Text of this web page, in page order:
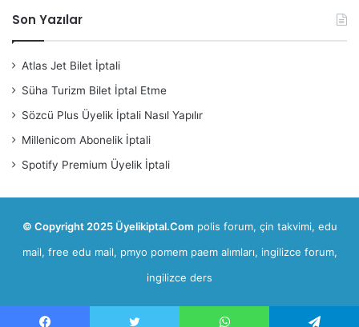
Son Yazılar
Atlas Jet Bilet İptali
Süha Turizm Bilet İptal Etme
Sözcü Plus Üyelik İptali Nasıl Yapılır
Millenicom Abonelik İptali
Spotify Premium Üyelik İptali
© Copyright 2025 Üyelikiptal.Com polis forum, çin takvimi, edu
mail, free edu mail, pmyo pomem paem alımları, ingilizce forum,
ingilizce ders